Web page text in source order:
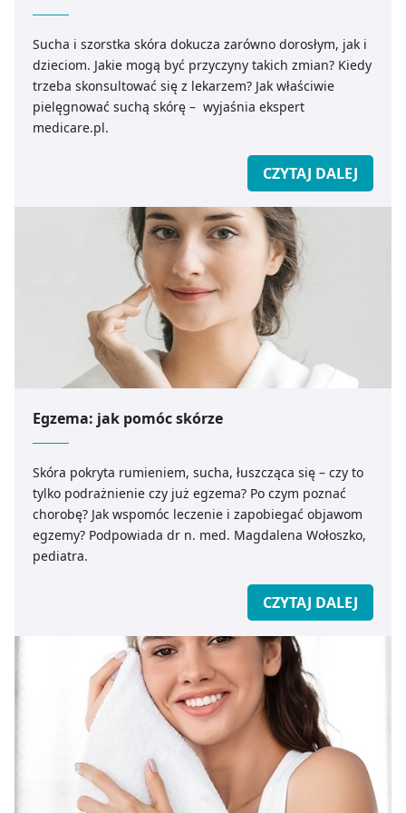
Sucha i szorstka skóra dokucza zarówno dorosłym, jak i
dzieciom. Jakie mogą być przyczyny takich zmian? Kiedy
trzeba skonsultować się z lekarzem? Jak właściwie
pielęgnować suchą skórę – wyjaśnia ekspert
medicare.pl.
CZYTAJ DALEJ
Egzema: jak pomóc skórze
Skóra pokryta rumieniem, sucha, łuszcząca się – czy to
tylko podrażnienie czy już egzema? Po czym poznać
chorobę? Jak wspomóc leczenie i zapobiegać objawom
egzemy? Podpowiada dr n. med. Magdalena Wołoszko,
pediatra.
CZYTAJ DALEJ